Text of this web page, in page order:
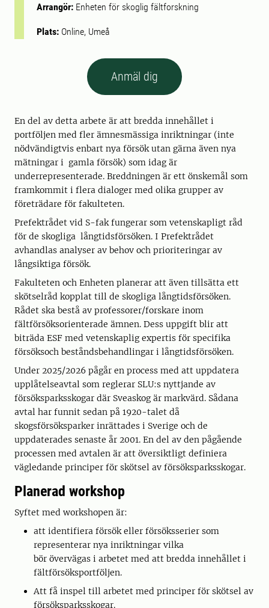
Arrangör: Enheten för skoglig fältforskning
Plats: Online, Umeå
Anmäl dig
En del av detta arbete är att bredda innehållet i
portföljen med fler ämnesmässiga inriktningar (inte
nödvändigtvis enbart nya försök utan gärna även nya
mätningar i gamla försök) som idag är
underrepresenterade. Breddningen är ett önskemål som
framkommit i flera dialoger med olika grupper av
företrädare för fakulteten.
Prefektrådet vid S-fak fungerar som vetenskapligt råd
för de skogliga långtidsförsöken. I Prefektrådet
avhandlas analyser av behov och prioriteringar av
långsiktiga försök.
Fakulteten och Enheten planerar att även tillsätta ett
skötselråd kopplat till de skogliga långtidsförsöken.
Rådet ska bestå av professorer/forskare inom
fältförsöksorienterade ämnen. Dess uppgift blir att
biträda ESF med vetenskaplig expertis för specifika
försöksoch beståndsbehandlingar i långtidsförsöken.
Under 2025/2026 pågår en process med att uppdatera
upplåtelseavtal som reglerar SLU:s nyttjande av
försöksparksskogar där Sveaskog är markvärd. Sådana
avtal har funnit sedan på 1920-talet då
skogsförsöksparker inrättades i Sverige och de
uppdaterades senaste år 2001. En del av den pågående
processen med avtalen är att översiktligt definiera
vägledande principer för skötsel av försöksparksskogar.
Planerad workshop
Syftet med workshopen är:
att identifiera försök eller försöksserier som
representerar nya inriktningar vilka
bör övervägas i arbetet med att bredda innehållet i
fältförsöksportföljen.
Att få inspel till arbetet med principer för skötsel av
försöksparksskogar.